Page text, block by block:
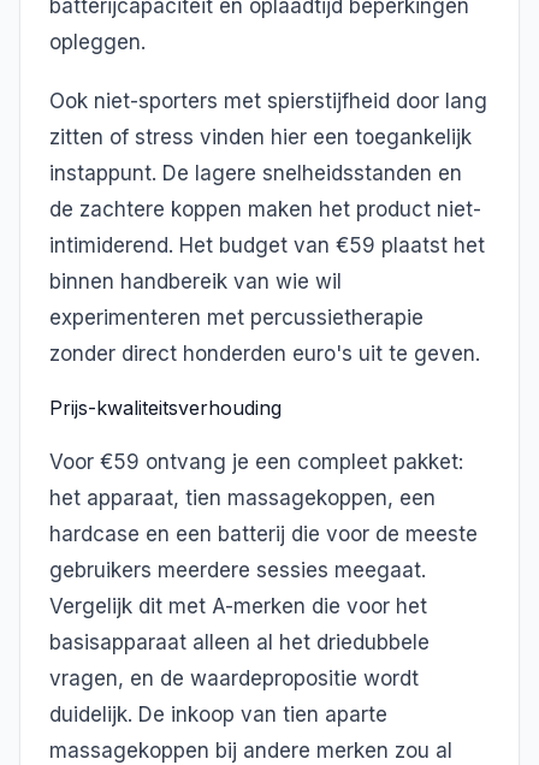
batterijcapaciteit en oplaadtijd beperkingen
opleggen.
Ook niet-sporters met spierstijfheid door lang
zitten of stress vinden hier een toegankelijk
instappunt. De lagere snelheidsstanden en
de zachtere koppen maken het product niet-
intimiderend. Het budget van €59 plaatst het
binnen handbereik van wie wil
experimenteren met percussietherapie
zonder direct honderden euro's uit te geven.
Prijs-kwaliteitsverhouding
Voor €59 ontvang je een compleet pakket:
het apparaat, tien massagekoppen, een
hardcase en een batterij die voor de meeste
gebruikers meerdere sessies meegaat.
Vergelijk dit met A-merken die voor het
basisapparaat alleen al het driedubbele
vragen, en de waardepropositie wordt
duidelijk. De inkoop van tien aparte
massagekoppen bij andere merken zou al